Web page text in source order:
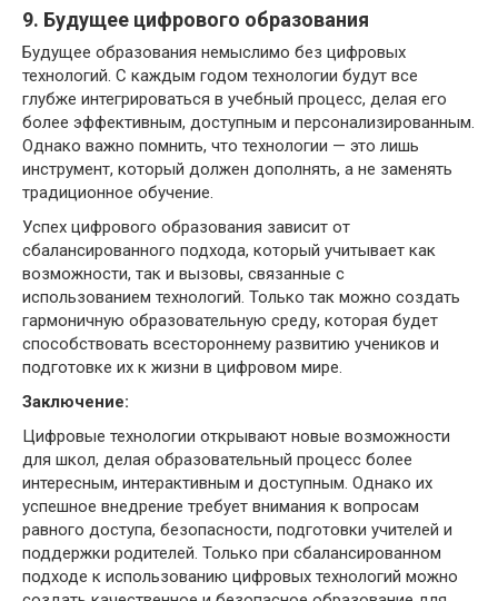
9. Будущее цифрового образования
Будущее образования немыслимо без цифровых
технологий. С каждым годом технологии будут все
глубже интегрироваться в учебный процесс, делая его
более эффективным, доступным и персонализированным.
Однако важно помнить, что технологии — это лишь
инструмент, который должен дополнять, а не заменять
традиционное обучение.
Успех цифрового образования зависит от
сбалансированного подхода, который учитывает как
возможности, так и вызовы, связанные с
использованием технологий. Только так можно создать
гармоничную образовательную среду, которая будет
способствовать всестороннему развитию учеников и
подготовке их к жизни в цифровом мире.
Заключение:
Цифровые технологии открывают новые возможности
для школ, делая образовательный процесс более
интересным, интерактивным и доступным. Однако их
успешное внедрение требует внимания к вопросам
равного доступа, безопасности, подготовки учителей и
поддержки родителей. Только при сбалансированном
подходе к использованию цифровых технологий можно